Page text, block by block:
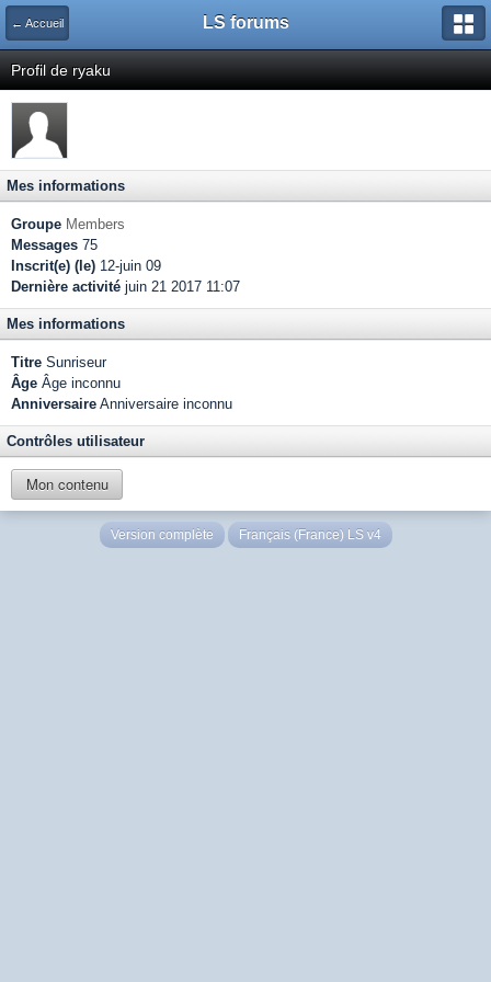
← Accueil LS forums
Profil de ryaku
Mes informations
Groupe Members
Messages 75
Inscrit(e) (le) 12-juin 09
Dernière activité juin 21 2017 11:07
Mes informations
Titre Sunriseur
Âge Âge inconnu
Anniversaire Anniversaire inconnu
Contrôles utilisateur
Mon contenu
Version complète Français (France) LS v4